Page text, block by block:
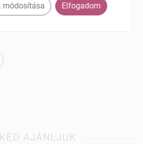
AJÁNLJUK
módosítása Elfogadom